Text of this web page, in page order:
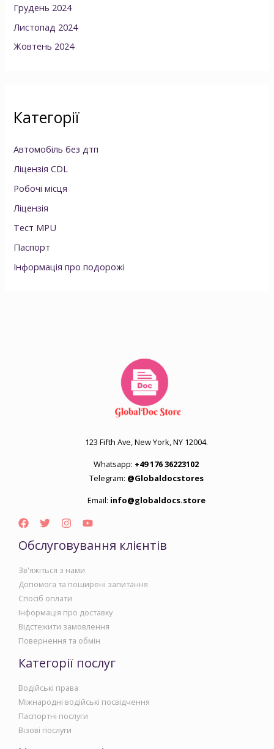
Грудень 2024
Листопад 2024
Жовтень 2024
Категорії
Автомобіль без дтп
Ліцензія CDL
Робочі місця
Ліцензія
Тест MPU
Паспорт
Інформація про подорожі
123 Fifth Ave, New York, NY 12004.
Whatsapp: +49 176 36223102
Telegram: @Globaldocstores
Email: info@globaldocs.store
Обслуговування клієнтів
Зв'яжіться з нами
Допомога та поширені запитання
Спосіб оплати
Інформація про доставку
Відстежити замовлення
Повернення та обмін
Категорії послуг
Водійські права
Міжнародні водійські посвідчення
Паспортні послуги
Візові послуги